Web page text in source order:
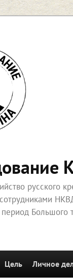
русского
Большого
Цель Личное